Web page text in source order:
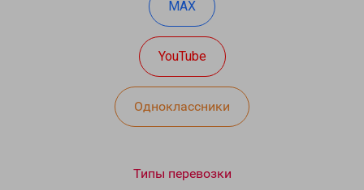
MAX
YouTube
Одноклассники
Типы перевозки